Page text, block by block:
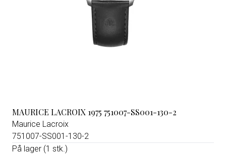
MAURICE LACROIX 1975 751007-SS001-130-2
Maurice Lacroix
751007-SS001-130-2
På lager (1 stk.)